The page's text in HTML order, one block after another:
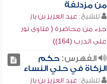
من مزدلفة
للشيخ: عبد العزيز بن باز
جزء من محاضرة ( فتاوى نور
على الدرب (164))
الفهرس:حكم
الزكاة في حلي النساء
للشيخ: عبد العزيز بن باز